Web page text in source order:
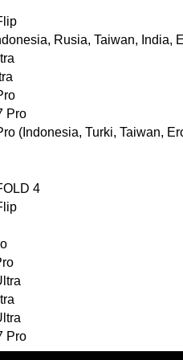
Rusia, Taiwan, India,
Pro
(Indonesia, Turki, Taiwan,
4
Pro